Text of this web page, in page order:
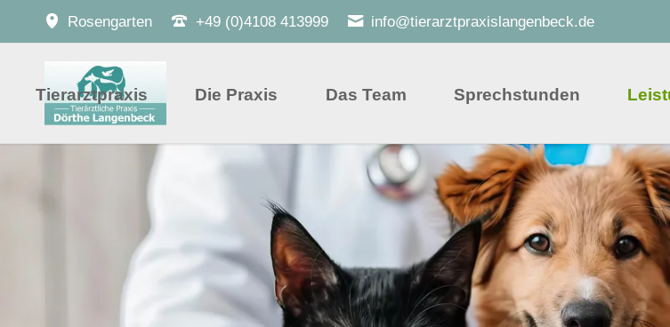
Rosengarten +49 (0)4108 413999 info@tierarztpraxislangenbeck.de
Tierarztpraxis Die Praxis Das Team Sprechstunden
Offene Sprechstunde
Senioren-/